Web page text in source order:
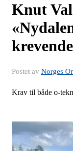
Knut
Postet av Norges
Krav til både o-